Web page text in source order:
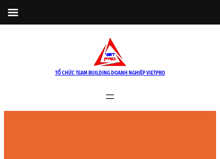
TỔ CHỨC TEAM BUILDING DOANH NGHIỆP VIETPRO